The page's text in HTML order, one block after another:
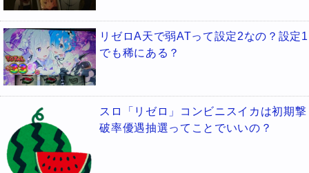
リゼロA天で弱ATって設定2なの？設定1
でも稀にある？
スロ「リゼロ」コンビニスイカは初期撃
破率優遇抽選ってことでいいの？